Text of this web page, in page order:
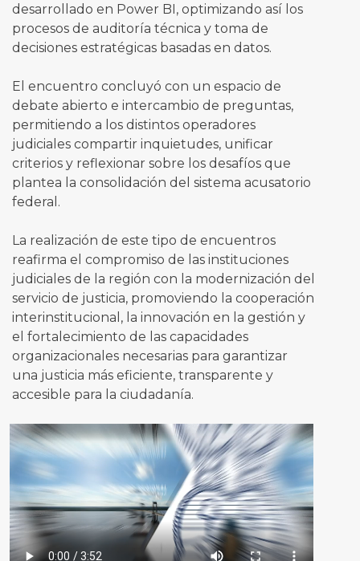
desarrollado en Power BI, optimizando así los
procesos de auditoría técnica y toma de
decisiones estratégicas basadas en datos.
El encuentro concluyó con un espacio de
debate abierto e intercambio de preguntas,
permitiendo a los distintos operadores
judiciales compartir inquietudes, unificar
criterios y reflexionar sobre los desafíos que
plantea la consolidación del sistema acusatorio
federal.
La realización de este tipo de encuentros
reafirma el compromiso de las instituciones
judiciales de la región con la modernización del
servicio de justicia, promoviendo la cooperación
interinstitucional, la innovación en la gestión y
el fortalecimiento de las capacidades
organizacionales necesarias para garantizar
una justicia más eficiente, transparente y
accesible para la ciudadanía.